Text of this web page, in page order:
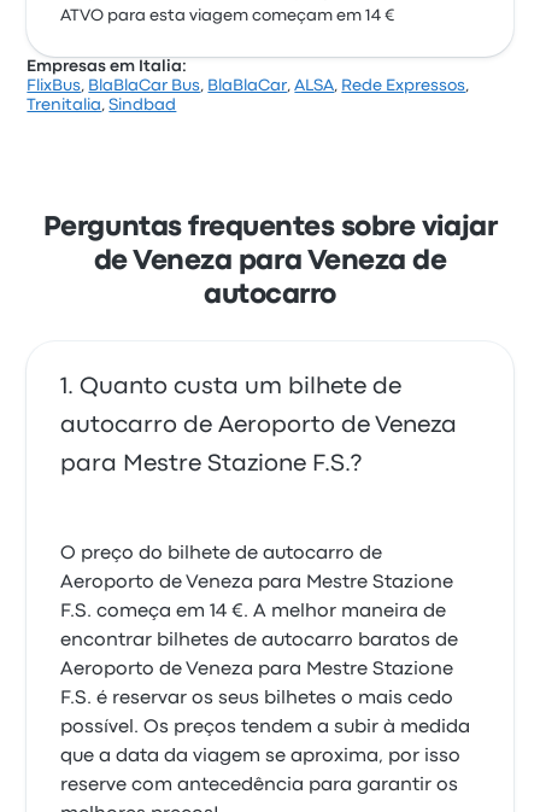
ATVO para esta viagem começam em 14 €
Empresas em Italia:
FlixBus, BlaBlaCar Bus, BlaBlaCar,ALSA, Rede Expressos,
Trenitalia,Sindbad
Perguntas frequentes sobre viajar
de Veneza para Veneza de
autocarro
Quanto custa um bilhete de
autocarro de Aeroporto de Veneza
para Mestre Stazione F.S.?
O preço do bilhete de autocarro de
Aeroporto de Veneza para Mestre Stazione
F.S. começa em 14 €. A melhor maneira de
encontrar bilhetes de autocarro baratos de
Aeroporto de Veneza para Mestre Stazione
F.S. é reservar os seus bilhetes o mais cedo
possível. Os preços tendem a subir à medida
que a data da viagem se aproxima, por isso
reserve com antecedência para garantir os